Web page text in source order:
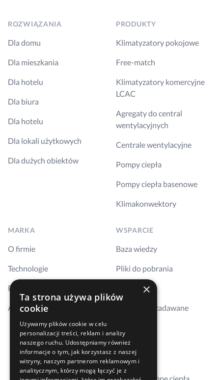
ROZWIĄZANIA
Dla domu
Dla mieszkania
Dla hotelu
Dla biura
Dla hotelu
Dla lokali użytkowych
Dla dużych obiektów
PRODUKTY
Klimatyzatory pokojowe
Free-match
Klimatyzatory komercyjne
LCAC
Agregaty do central
wentylacyjnych
Centrale wentylacyjne
Pompy ciepła
Pompy ciepła basenowe
Klimakonwektory
MARKA
O firmie
Technologie
Realizacje
Aktualności
WSPARCIE
Baza wiedzy
Pliki do pobrania
Szkolenia
Najczęściej zadawane
Kontakt
Gdzie kupić
×
Ta strona używa plików
cookie
Używamy plików cookie w celu
personalizacji treści, reklam i analizy
naszego ruchu. Udostępniamy również
informacje o tym, jak korzystasz z naszej
witryny, naszym partnerom reklamowym i
analitycznym, którzy mogą łączyć je z